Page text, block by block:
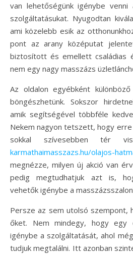
van lehetőségünk igénybe venni
szolgáltatásukat. Nyugodtan
ami közelebb esik az
pont az arany középutat
biztosított és emellett családias
nem egy nagy masszázs
Az oldalon egyébként
böngészhetünk. Sokszor
amik segítségével többféle
Nekem nagyon tetszett, hogy
sokkal szívesebben tér
karmathaimasszazs.hu/olajos-
megnézze, milyen új akció van
pedig megtudhatjuk azt is,
vehetők igénybe a
Persze az sem utolsó szempont,
őket. Nem mindegy, hogy egy
igénybe a szolgáltatását, ahol
tudjuk megtalálni. Itt azonban